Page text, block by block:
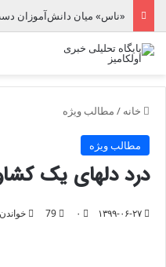
«ناس» میان دانش‌آموزان
خانه / مطالب ویژه
مطالب ویژه
درد دلهای یک
۱۳۹۹-۰۶-۲۷ ۰ 79 خواندن این